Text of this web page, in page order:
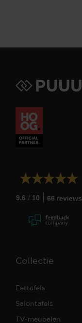
9.6 / 10 66 reviews
Collectie
Eettafels
Salontafels
TV-meubelen